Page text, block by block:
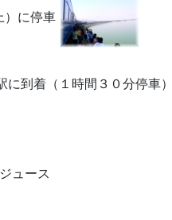
）に停車
到着（１時間３０分停車）
ュース